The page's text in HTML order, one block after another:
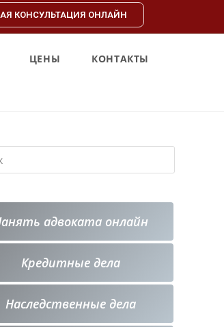
КОНСУЛЬТАЦИЯ ОНЛАЙН
ЦЕНЫ КОНТАКТЫ
адвоката онлайн
Кредитные дела
Наследственные дела